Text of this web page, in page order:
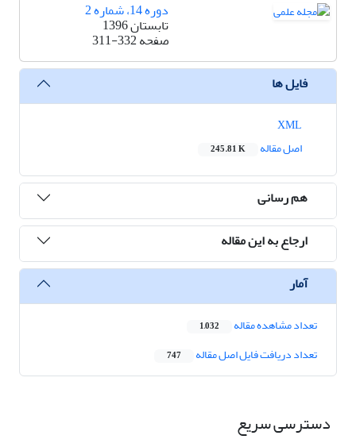
دوره 14، شماره 2
تابستان 1396
صفحه311-332
فایل ها
اصل مقاله
245.81 K
هم رسانی
ارجاع به این مقاله
آمار
تعداد مشاهده مقاله 1,032
تعداد دریافت فایل اصل مقاله 747
دسترسی سریع